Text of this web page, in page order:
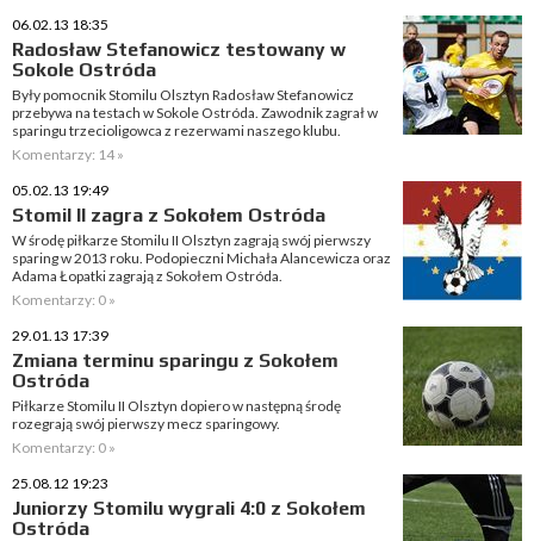
06.02.13 18:35
Radosław Stefanowicz testowany w
Sokole Ostróda
Były pomocnik Stomilu Olsztyn Radosław Stefanowicz
przebywa na testach w Sokole Ostróda. Zawodnik zagrał w
sparingu trzecioligowca z rezerwami naszego klubu.
Komentarzy: 14 »
05.02.13 19:49
Stomil II zagra z Sokołem Ostróda
W środę piłkarze Stomilu II Olsztyn zagrają swój pierwszy
sparing w 2013 roku. Podopieczni Michała Alancewicza oraz
Adama Łopatki zagrają z Sokołem Ostróda.
Komentarzy: 0 »
29.01.13 17:39
Zmiana terminu sparingu z Sokołem
Ostróda
Piłkarze Stomilu II Olsztyn dopiero w następną środę
rozegrają swój pierwszy mecz sparingowy.
Komentarzy: 0 »
25.08.12 19:23
Juniorzy Stomilu wygrali 4:0 z Sokołem
Ostróda